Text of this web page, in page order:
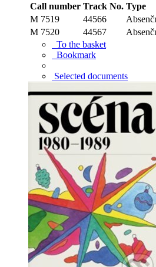
Call number Track No. Type
M 7519
44566
M 7520
44567
To the basket
Bookmark
Selected documents